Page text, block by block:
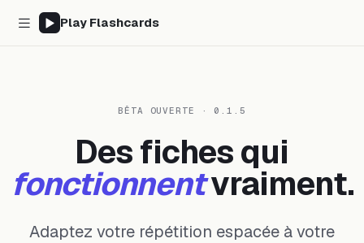
Play Flashcards
BÊTA OUVERTE · 0.1.5
Des fiches qui
fonctionnentvraiment.
Adaptez votre répétition espacée à votre